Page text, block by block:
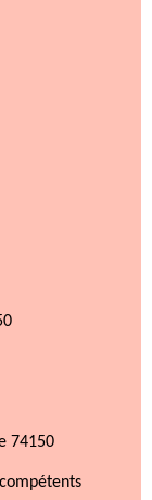
74150